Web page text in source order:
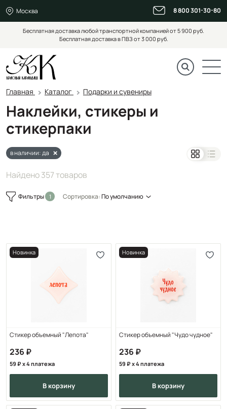
Москва 8 800 301-30-80
Бесплатная доставка любой транспортной компанией от 5 900 руб.
Бесплатная доставка в ПВЗ от 3 000 руб.
Главная Каталог Подарки и сувениры
Наклейки, стикеры и
стикерпаки
в наличии: да
Найдено 357 товаров
Фильтры Сортировка:По умолчанию
Стикер объемный "Лепота"
236
59 x 4 платежа
в корзину
Новинка
Стикер объемный "Чудо чудное"
236
59 x 4 платежа
в корзину
Новинка